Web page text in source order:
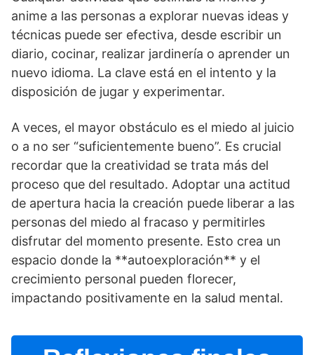
anime a las personas a explorar nuevas ideas y
técnicas puede ser efectiva, desde escribir un
diario, cocinar, realizar jardinerí­a o aprender un
nuevo idioma. La clave está en el intento y la
disposición de jugar y experimentar.
A veces, el mayor obstáculo es el miedo al juicio
o a no ser “suficientemente bueno”. Es crucial
recordar que la creatividad se trata más del
proceso que del resultado. Adoptar una actitud
de apertura hacia la creación puede liberar a las
personas del miedo al fracaso y permitirles
disfrutar del momento presente. Esto crea un
espacio donde la **autoexploración** y el
crecimiento personal pueden florecer,
impactando positivamente en la salud mental.